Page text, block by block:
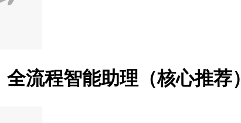
流程智能助理（核心推荐）